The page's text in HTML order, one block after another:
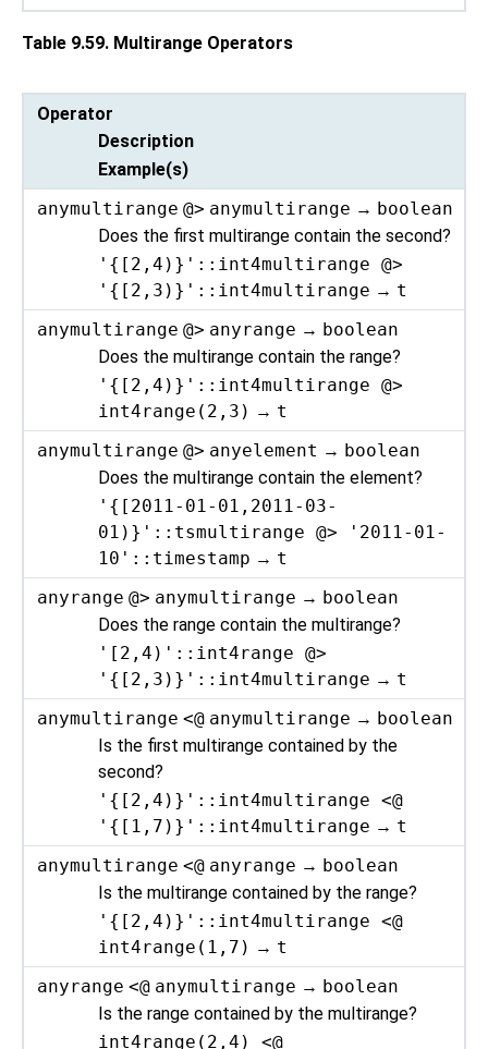
Table 9.59. Multirange Operators
Operator
Description
Example(s)
anymultirange @> anymultirange → boolean
Does the first multirange contain the second?
'{[2,4)}'::int4multirange @>
'{[2,3)}'::int4multirange → t
anymultirange @> anyrange → boolean
Does the multirange contain the range?
'{[2,4)}'::int4multirange @>
int4range(2,3) → t
anymultirange @> anyelement → boolean
Does the multirange contain the element?
'{[2011-01-01,2011-03-
01)}'::tsmultirange @> '2011-01-
10'::timestamp → t
anyrange @> anymultirange → boolean
Does the range contain the multirange?
'[2,4)'::int4range @>
'{[2,3)}'::int4multirange → t
anymultirange <@ anymultirange → boolean
Is the first multirange contained by the
second?
'{[2,4)}'::int4multirange <@
'{[1,7)}'::int4multirange → t
anymultirange <@ anyrange → boolean
Is the multirange contained by the range?
'{[2,4)}'::int4multirange <@
int4range(1,7) → t
anyrange <@ anymultirange → boolean
Is the range contained by the multirange?
int4range(2,4) <@